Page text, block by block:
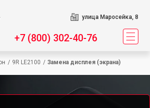
улица Маросейка, 8
+7 (800) 302-40-76
/ 9R LE2100 / Замена дисплея (экрана)